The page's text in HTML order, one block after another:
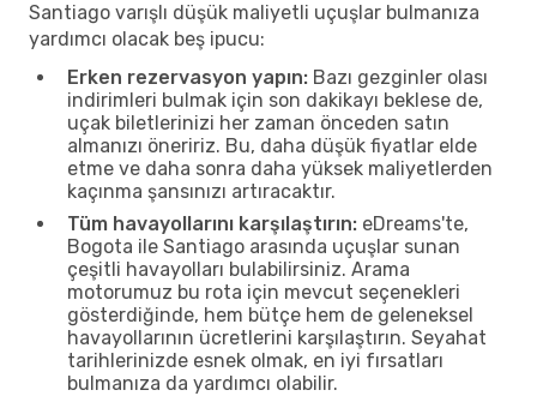
Santiago varışlı düşük maliyetli uçuşlar bulmanıza
yardımcı olacak beş ipucu:
Erken rezervasyon yapın: Bazı gezginler olası
indirimleri bulmak için son dakikayı beklese de,
uçak biletlerinizi her zaman önceden satın
almanızı öneririz. Bu, daha düşük fiyatlar elde
etme ve daha sonra daha yüksek maliyetlerden
kaçınma şansınızı artıracaktır.
Tüm havayollarını karşılaştırın: eDreams'te,
Bogota ile Santiago arasında uçuşlar sunan
çeşitli havayolları bulabilirsiniz. Arama
motorumuz bu rota için mevcut seçenekleri
gösterdiğinde, hem bütçe hem de geleneksel
havayollarının ücretlerini karşılaştırın. Seyahat
tarihlerinizde esnek olmak, en iyi fırsatları
bulmanıza da yardımcı olabilir.